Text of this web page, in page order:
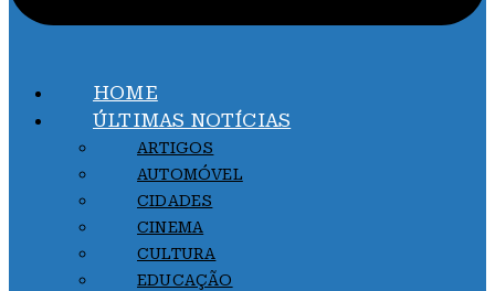
HOME
ÚLTIMAS NOTÍCIAS
ARTIGOS
AUTOMÓVEL
CIDADES
CINEMA
CULTURA
EDUCAÇÃO